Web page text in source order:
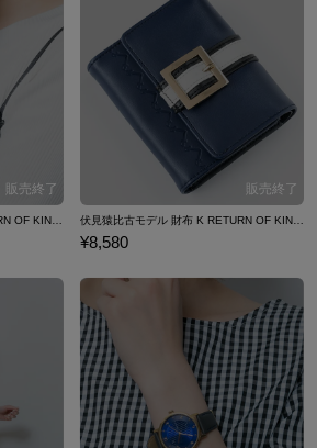
伏見猿比古モデル 財布 K RETURN OF KINGS
¥8,580